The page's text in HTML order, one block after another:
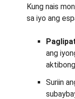
Kung nais
sa iyo ang
ang
Suriin